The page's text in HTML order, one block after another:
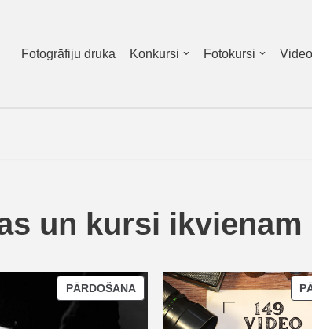
Fotogrāfiju druka Konkursi Fotokursi
un kursi ikvienam
PĀRDOŠANA